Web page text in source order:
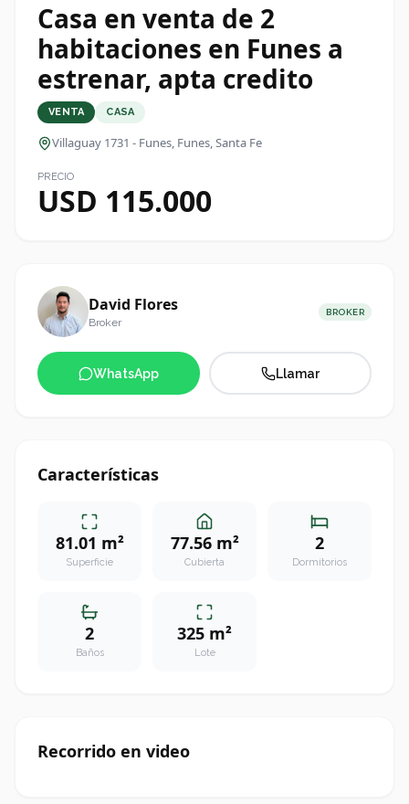
Casa en venta de 2
habitaciones en Funes a
estrenar, apta credito
VENTA CASA
Villaguay 1731 - Funes, Funes, Santa Fe
PRECIO
USD 115.000
David Flores
Broker
BROKER
WhatsApp Llamar
Características
81.01 m²
Superficie
77.56 m²
Cubierta
2
Dormitorios
2
Baños
325 m²
Lote
Recorrido en video